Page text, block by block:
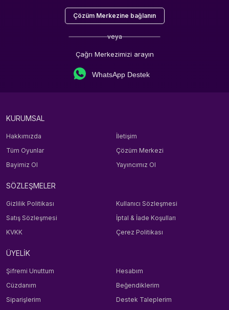
Çözüm Merkezine bağlanın
veya
Çağrı Merkezimizi arayın
WhatsApp Destek
KURUMSAL
Hakkımızda
İletişim
Tüm Oyunlar
Çözüm Merkezi
Bayimiz Ol
Yayıncımız Ol
SÖZLEŞMELER
Gizlilik Politikası
Kullanıcı Sözleşmesi
Satış Sözleşmesi
İptal & İade Koşulları
KVKK
Çerez Politikası
ÜYELİK
Şifremi Unuttum
Hesabım
Cüzdanım
Beğendiklerim
Siparişlerim
Destek Taleplerim